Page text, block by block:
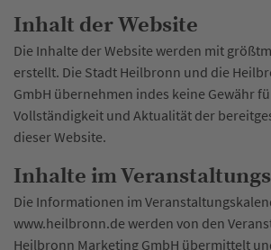
Inhalt der Website
Die Inhalte der Website werden mit
erstellt. Die Stadt Heilbronn und die
GmbH übernehmen indes keine Gewähr
Vollständigkeit und Aktualität der
dieser Website.
Inhalte im
Die Informationen im
www.heilbronn.de werden von den
Heilbronn Marketing GmbH übermittelt